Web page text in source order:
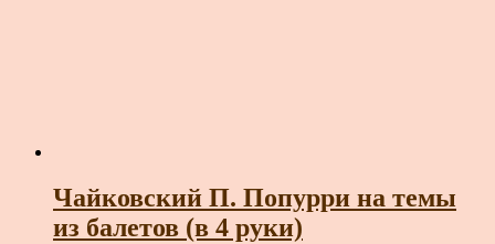
Чайковский П. Попурри на темы
из балетов (в 4 руки)